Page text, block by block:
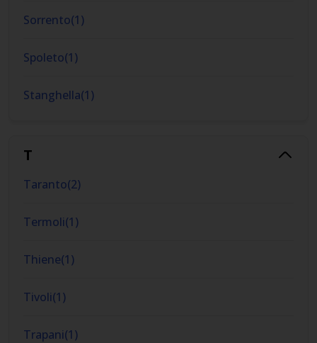
Sorrento(1)
Spoleto(1)
Stanghella(1)
T
Taranto(2)
Termoli(1)
Thiene(1)
Tivoli(1)
Trapani(1)